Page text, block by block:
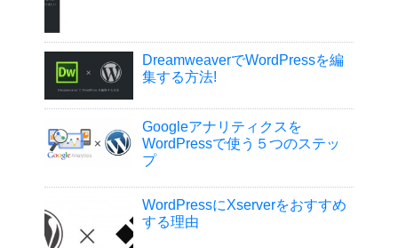
DreamweaverでWordPressを編
集する方法!
Googleアナリティクスを
WordPressで使う５つのステッ
プ
WordPressにXserverをおすすめ
する理由